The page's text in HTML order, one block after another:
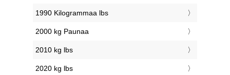
1990 Kilogrammaa lbs
2000 kg Paunaa
2010 kg lbs
2020 kg lbs